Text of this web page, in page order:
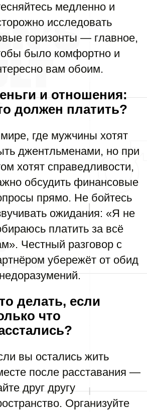
медленно и
исследовать
горизонты — главное,
было комфортно и
вам обоим.
и отношения:
должен платить?
где мужчины хотят
джентльменами, но при
хотят справедливости,
обсудить финансовые
прямо. Не бойтесь
ожидания: «Я не
платить за всё
Честный разговор с
убережёт от обид
делать, если
что
вы остались жить
после расставания —
друг другу
Организуйте